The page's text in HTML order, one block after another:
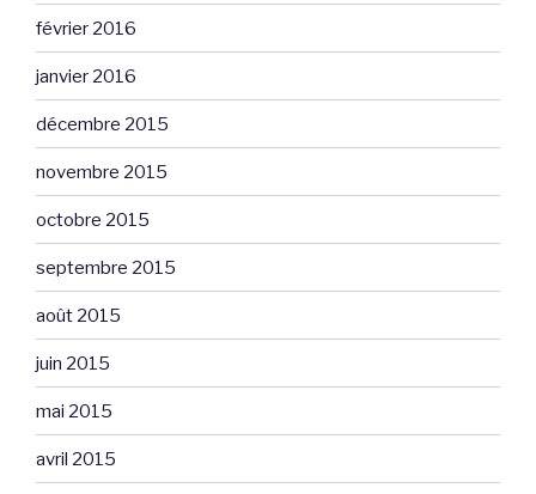
février 2016
janvier 2016
décembre 2015
novembre 2015
octobre 2015
septembre 2015
août 2015
juin 2015
mai 2015
avril 2015